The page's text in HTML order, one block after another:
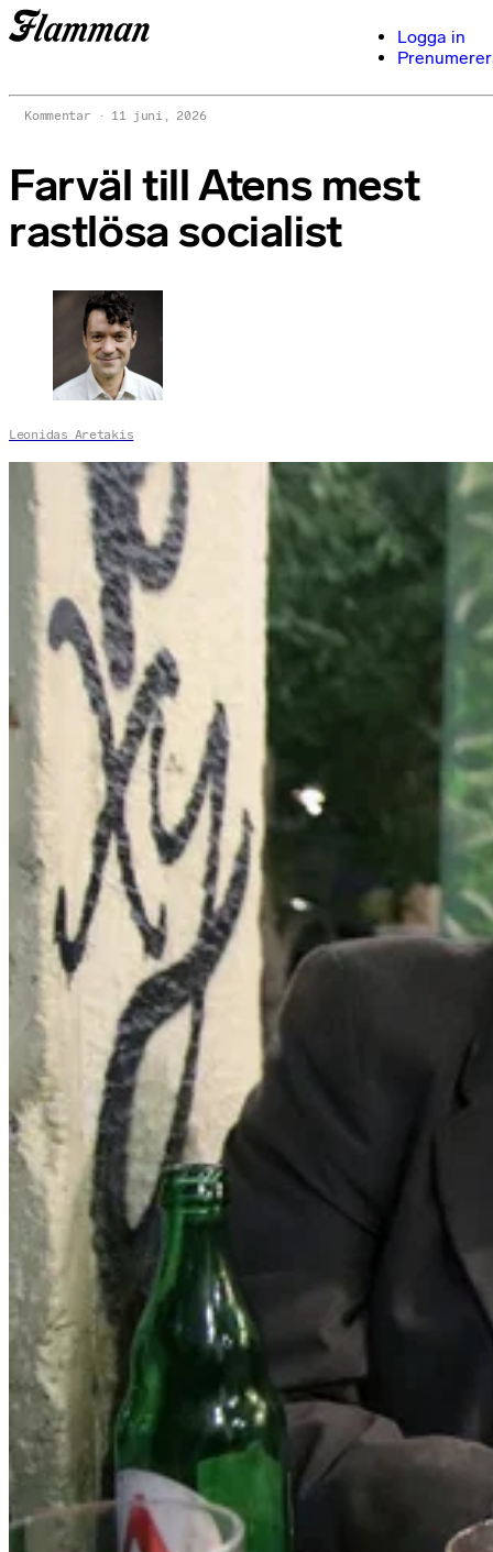
Logga in
Kommentar 11 juni, 2026
Farväl till Atens mest
rastlösa socialist
Leonidas Aretakis